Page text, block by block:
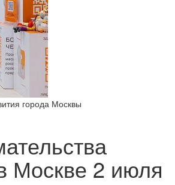
города Москвы
Москве 2 июля